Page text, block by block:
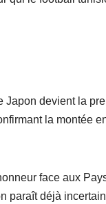
Japon devient la
la montée
face aux
paraît déjà